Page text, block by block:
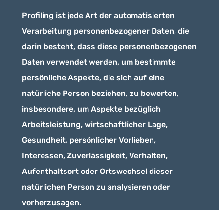
Profiling ist jede Art der automatisierten
Verarbeitung personenbezogener Daten, die
darin besteht, dass diese personenbezogenen
Daten verwendet werden, um bestimmte
persönliche Aspekte, die sich auf eine
natürliche Person beziehen, zu bewerten,
insbesondere, um Aspekte bezüglich
Arbeitsleistung, wirtschaftlicher Lage,
Gesundheit, persönlicher Vorlieben,
Interessen, Zuverlässigkeit, Verhalten,
Aufenthaltsort oder Ortswechsel dieser
natürlichen Person zu analysieren oder
vorherzusagen.